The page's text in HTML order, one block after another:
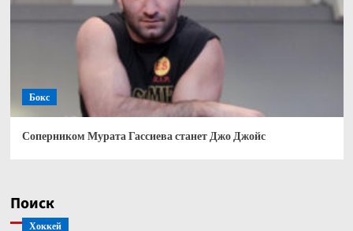
Бокс
Соперником Мурата Гассиева станет Джо Джойс
Поиск
Хоккей